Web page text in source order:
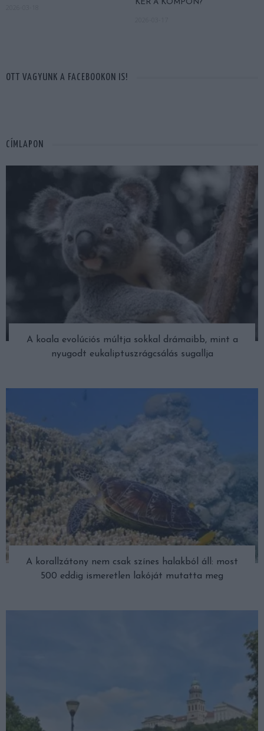
KÉR A KOMPON?
OTT VAGYUNK A FACEBOOKON IS!
CÍMLAPON
A koala evolúciós múltja sokkal drámaibb, mint a
nyugodt eukaliptuszrágcsálás sugallja
A korallzátony nem csak színes halakból áll: most
500 eddig ismeretlen lakóját mutatta meg